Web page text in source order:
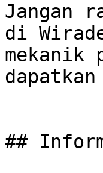
Jangan
di
mekanik
##